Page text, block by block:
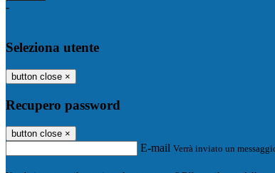
-
Seleziona utente
button close ×
Recupero password
button close ×
E-mail Verrà inviato un